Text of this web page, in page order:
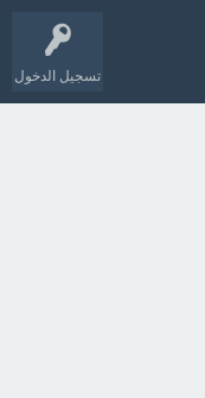
تسجيل الدخول